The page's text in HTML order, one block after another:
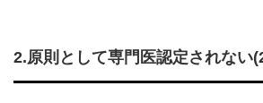
2.原則として専門医認定されない